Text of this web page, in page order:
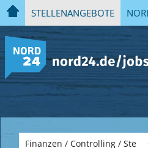
STELLENANGEBOTE